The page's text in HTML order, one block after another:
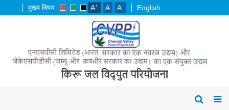
मुख्य विषय A+ A A- English